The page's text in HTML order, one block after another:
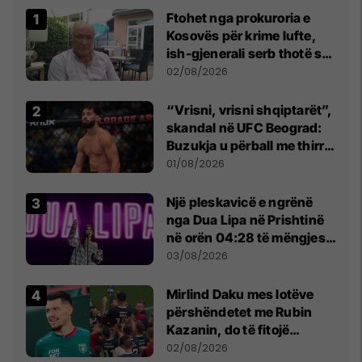
Ftohet nga prokuroria e
Kosovës për krime lufte,
ish-gjenerali serb thotë se
dikush e tradhtoi në
02/08/2026
“Vrisni, vrisni shqiptarët”,
skandal në UFC Beograd:
Buzukja u përball me thirrje
anti-shqiptare nga
01/08/2026
Një pleskavicë e ngrënë
nga Dua Lipa në Prishtinë
në orën 04:28 të mëngjesit
- dhe bota digjitale serbe
03/08/2026
Mirlind Daku mes lotëve
përshëndetet me Rubin
Kazanin, do të fitojë
miliona te Spartak Moska
02/08/2026